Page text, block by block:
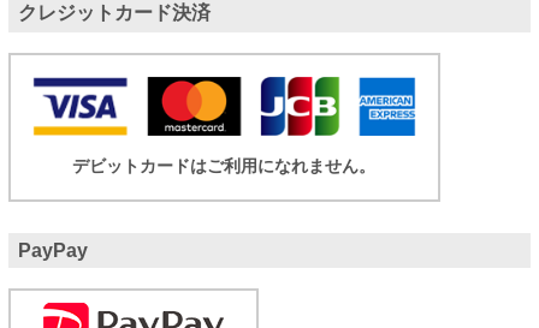
クレジットカード決済
デビットカードはご利用になれません。
PayPay